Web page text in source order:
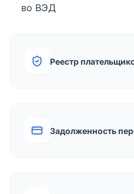
во ВЭД
Реестр
Задолженность